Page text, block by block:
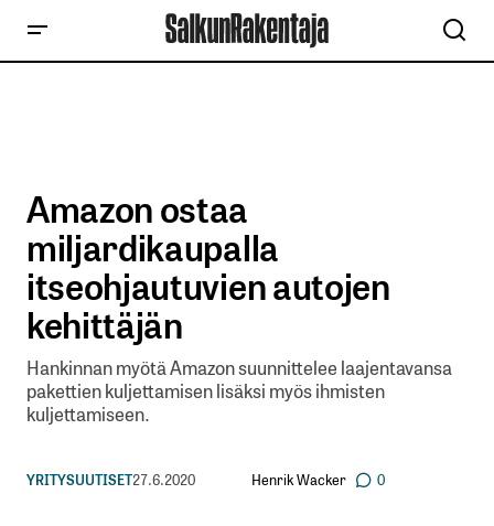
Amazon ostaa
miljardikaupalla
itseohjautuvien autojen
kehittäjän
Hankinnan myötä Amazon suunnittelee laajentavansa
pakettien kuljettamisen lisäksi myös ihmisten
kuljettamiseen.
YRITYSUUTISET27.6.2020 Henrik Wacker 0